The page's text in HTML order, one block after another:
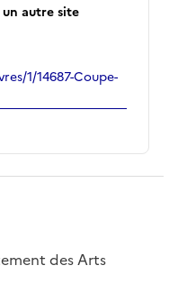
autre site
1/14687-Coupe-
des Arts